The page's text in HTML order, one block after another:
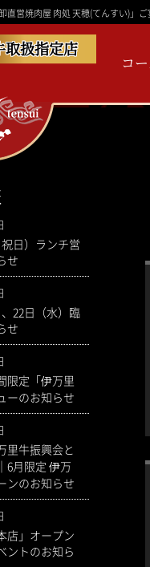
直営焼肉屋 肉処 天穂(てんすい)」
扱指定店
コ
日）ランチ営
せ
22日（水）臨
せ
限定「伊万里
ーのお知らせ
里牛振興会と
6月限定 伊万
ンのお知らせ
店」オープン
ントのお知ら